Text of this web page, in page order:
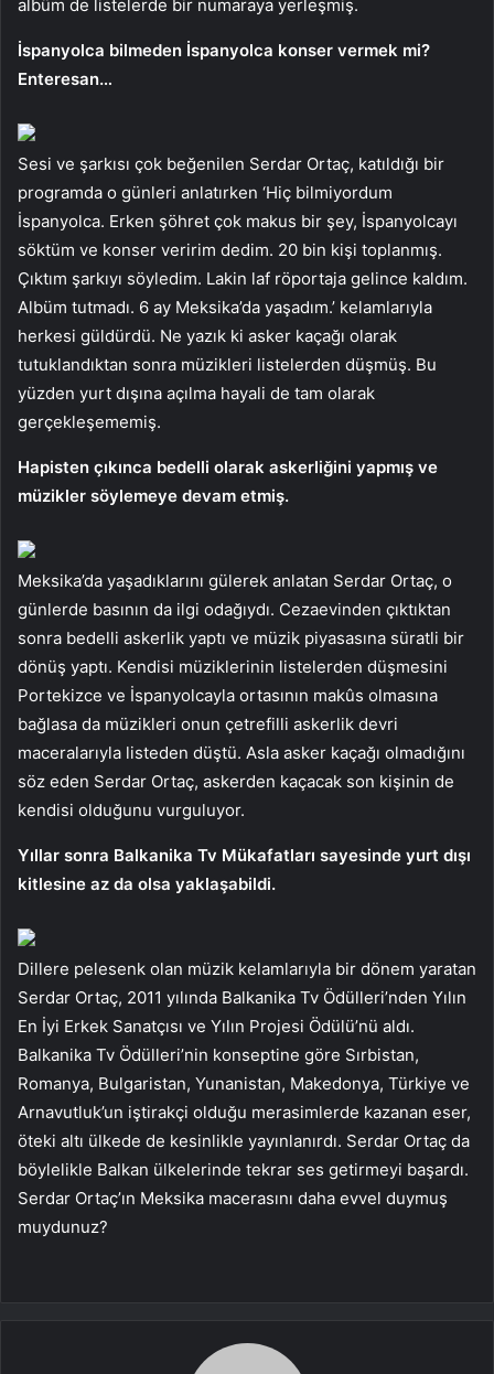
albüm de listelerde bir numaraya yerleşmiş.
İspanyolca bilmeden İspanyolca konser vermek mi?
Enteresan…
Sesi ve şarkısı çok beğenilen Serdar Ortaç, katıldığı bir
programda o günleri anlatırken ‘Hiç bilmiyordum
İspanyolca. Erken şöhret çok makus bir şey, İspanyolcayı
söktüm ve konser veririm dedim. 20 bin kişi toplanmış.
Çıktım şarkıyı söyledim. Lakin laf röportaja gelince kaldım.
Albüm tutmadı. 6 ay Meksika’da yaşadım.’ kelamlarıyla
herkesi güldürdü. Ne yazık ki asker kaçağı olarak
tutuklandıktan sonra müzikleri listelerden düşmüş. Bu
yüzden yurt dışına açılma hayali de tam olarak
gerçekleşememiş.
Hapisten çıkınca bedelli olarak askerliğini yapmış ve
müzikler söylemeye devam etmiş.
Meksika’da yaşadıklarını gülerek anlatan Serdar Ortaç, o
günlerde basının da ilgi odağıydı. Cezaevinden çıktıktan
sonra bedelli askerlik yaptı ve müzik piyasasına süratli bir
dönüş yaptı. Kendisi müziklerinin listelerden düşmesini
Portekizce ve İspanyolcayla ortasının makûs olmasına
bağlasa da müzikleri onun çetrefilli askerlik devri
maceralarıyla listeden düştü. Asla asker kaçağı olmadığını
söz eden Serdar Ortaç, askerden kaçacak son kişinin de
kendisi olduğunu vurguluyor.
Yıllar sonra Balkanika Tv Mükafatları sayesinde yurt dışı
kitlesine az da olsa yaklaşabildi.
Dillere pelesenk olan müzik kelamlarıyla bir dönem yaratan
Serdar Ortaç, 2011 yılında Balkanika Tv Ödülleri’nden Yılın
En İyi Erkek Sanatçısı ve Yılın Projesi Ödülü’nü aldı.
Balkanika Tv Ödülleri’nin konseptine göre Sırbistan,
Romanya, Bulgaristan, Yunanistan, Makedonya, Türkiye ve
Arnavutluk’un iştirakçi olduğu merasimlerde kazanan eser,
öteki altı ülkede de kesinlikle yayınlanırdı. Serdar Ortaç da
böylelikle Balkan ülkelerinde tekrar ses getirmeyi başardı.
Serdar Ortaç’ın Meksika macerasını daha evvel duymuş
muydunuz?